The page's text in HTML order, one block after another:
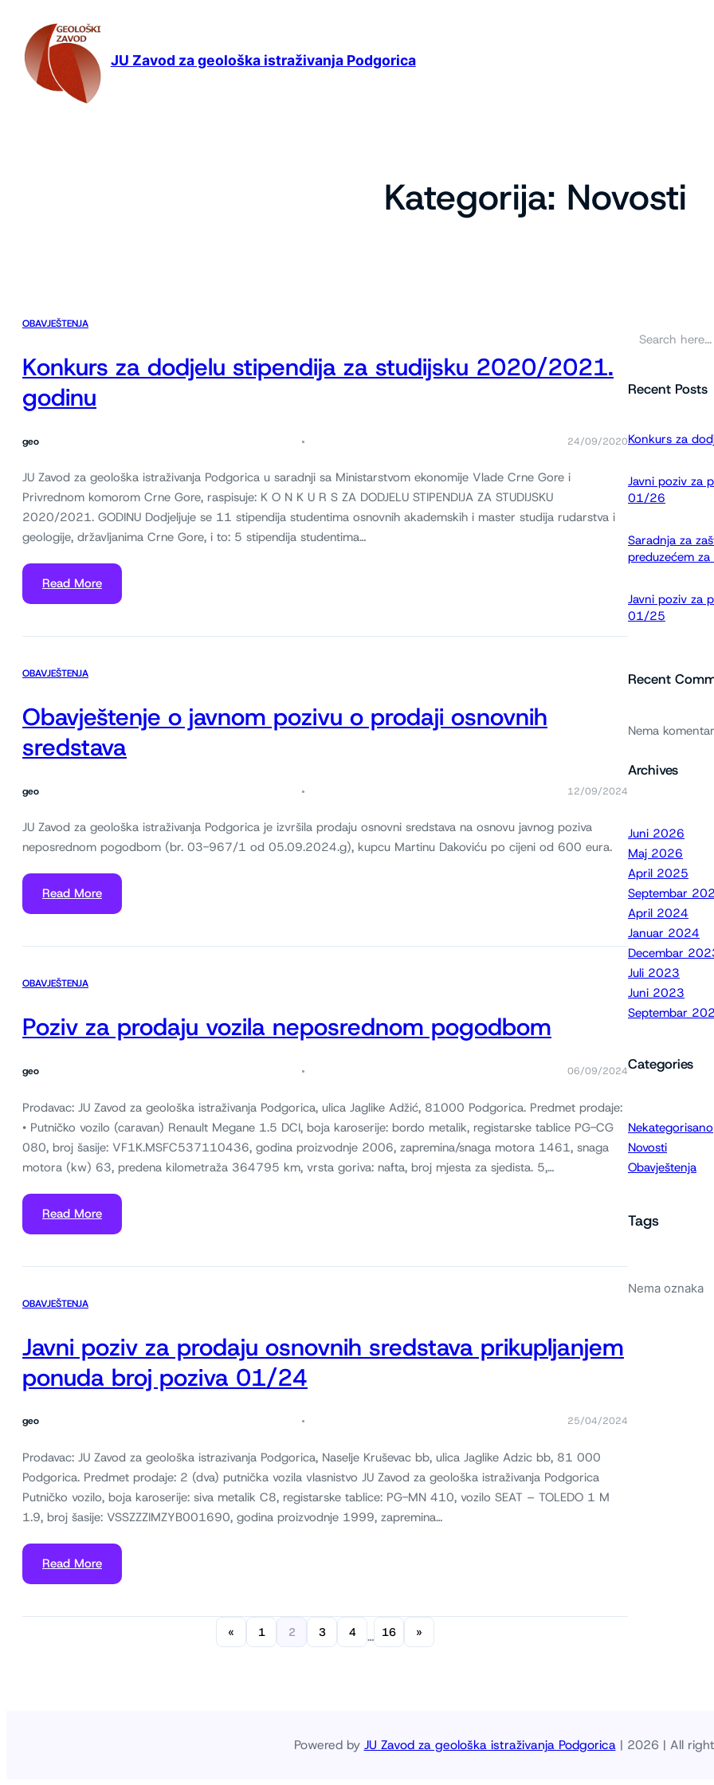
sadržaj
JU Zavod za geološka istraživanja Podgorica
Kategorija: Novosti
OBAVJEŠTENJA
Konkurs za dodjelu stipendija za studijsku 2020/2021.
godinu
geo 24/09/2020
JU Zavod za geološka istraživanja Podgorica u saradnji sa Ministarstvom ekonomije Vlade Crne Gore i
Privrednom komorom Crne Gore, raspisuje: K O N K U R S ZA DODJELU STIPENDIJA ZA STUDIJSKU
2020/2021. GODINU Dodjeljuje se 11 stipendija studentima osnovnih akademskih i master studija rudarstva i
geologije, državljanima Crne Gore, i to: 5 stipendija studentima…
Read More
OBAVJEŠTENJA
Obavještenje o javnom pozivu o prodaji osnovnih
sredstava
geo 12/09/2024
JU Zavod za geološka istraživanja Podgorica je izvršila prodaju osnovni sredstava na osnovu javnog poziva
neposrednom pogodbom (br. 03-967/1 od 05.09.2024.g), kupcu Martinu Dakoviću po cijeni od 600 eura.
Read More
OBAVJEŠTENJA
Poziv za prodaju vozila neposrednom pogodbom
geo 06/09/2024
Prodavac: JU Zavod za geološka istraživanja Podgorica, ulica Jaglike Adžić, 81000 Podgorica. Predmet prodaje:
• Putničko vozilo (caravan) Renault Megane 1.5 DCI, boja karoserije: bordo metalik, registarske tablice PG-CG
080, broj šasije: VF1K.MSFC537110436, godina proizvodnje 2006, zapremina/snaga motora 1461, snaga
motora (kw) 63, predena kilometraža 364795 km, vrsta goriva: nafta, broj mjesta za sjedista. 5,…
Read More
OBAVJEŠTENJA
Javni poziv za prodaju osnovnih sredstava prikupljanjem
ponuda broj poziva 01/24
geo 25/04/2024
Prodavac: JU Zavod za geološka istrazivanja Podgorica, Naselje Kruševac bb, ulica Jaglike Adzic bb, 81 000
Podgorica. Predmet prodaje: 2 (dva) putnička vozila vlasnistvo JU Zavod za geološka istraživanja Podgorica
Putničko vozilo, boja karoserije: siva metalik C8, registarske tablice: PG-MN 410, vozilo SEAT – TOLEDO 1 M
1.9, broj šasije: VSSZZZIMZYB001690, godina proizvodnje 1999, zapremina…
Read More
« 1 2 3 4 … 16 »
t
g
Recent Posts
Konkurs za
Javni poziv za
01/26
Saradnja za
preduzećem
Javni poziv za
01/25
Recent
Nema
Archives
Juni 2026
Maj 2026
April 2025
Septembar
April 2024
Januar 2024
Decembar
Juli 2023
Juni 2023
Septembar
Categories
Nekategorisano
Novosti
Obavještenja
Tags
Nema oznaka
Powered by JU Zavod za geološka istraživanja Podgorica| 2026 | All